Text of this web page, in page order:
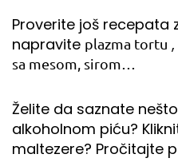
Proverite još recepata
napravite plazma tortu ,
sa mesom, sirom…
Želite da saznate
alkoholnom piću?
maltezere? Pročitajte